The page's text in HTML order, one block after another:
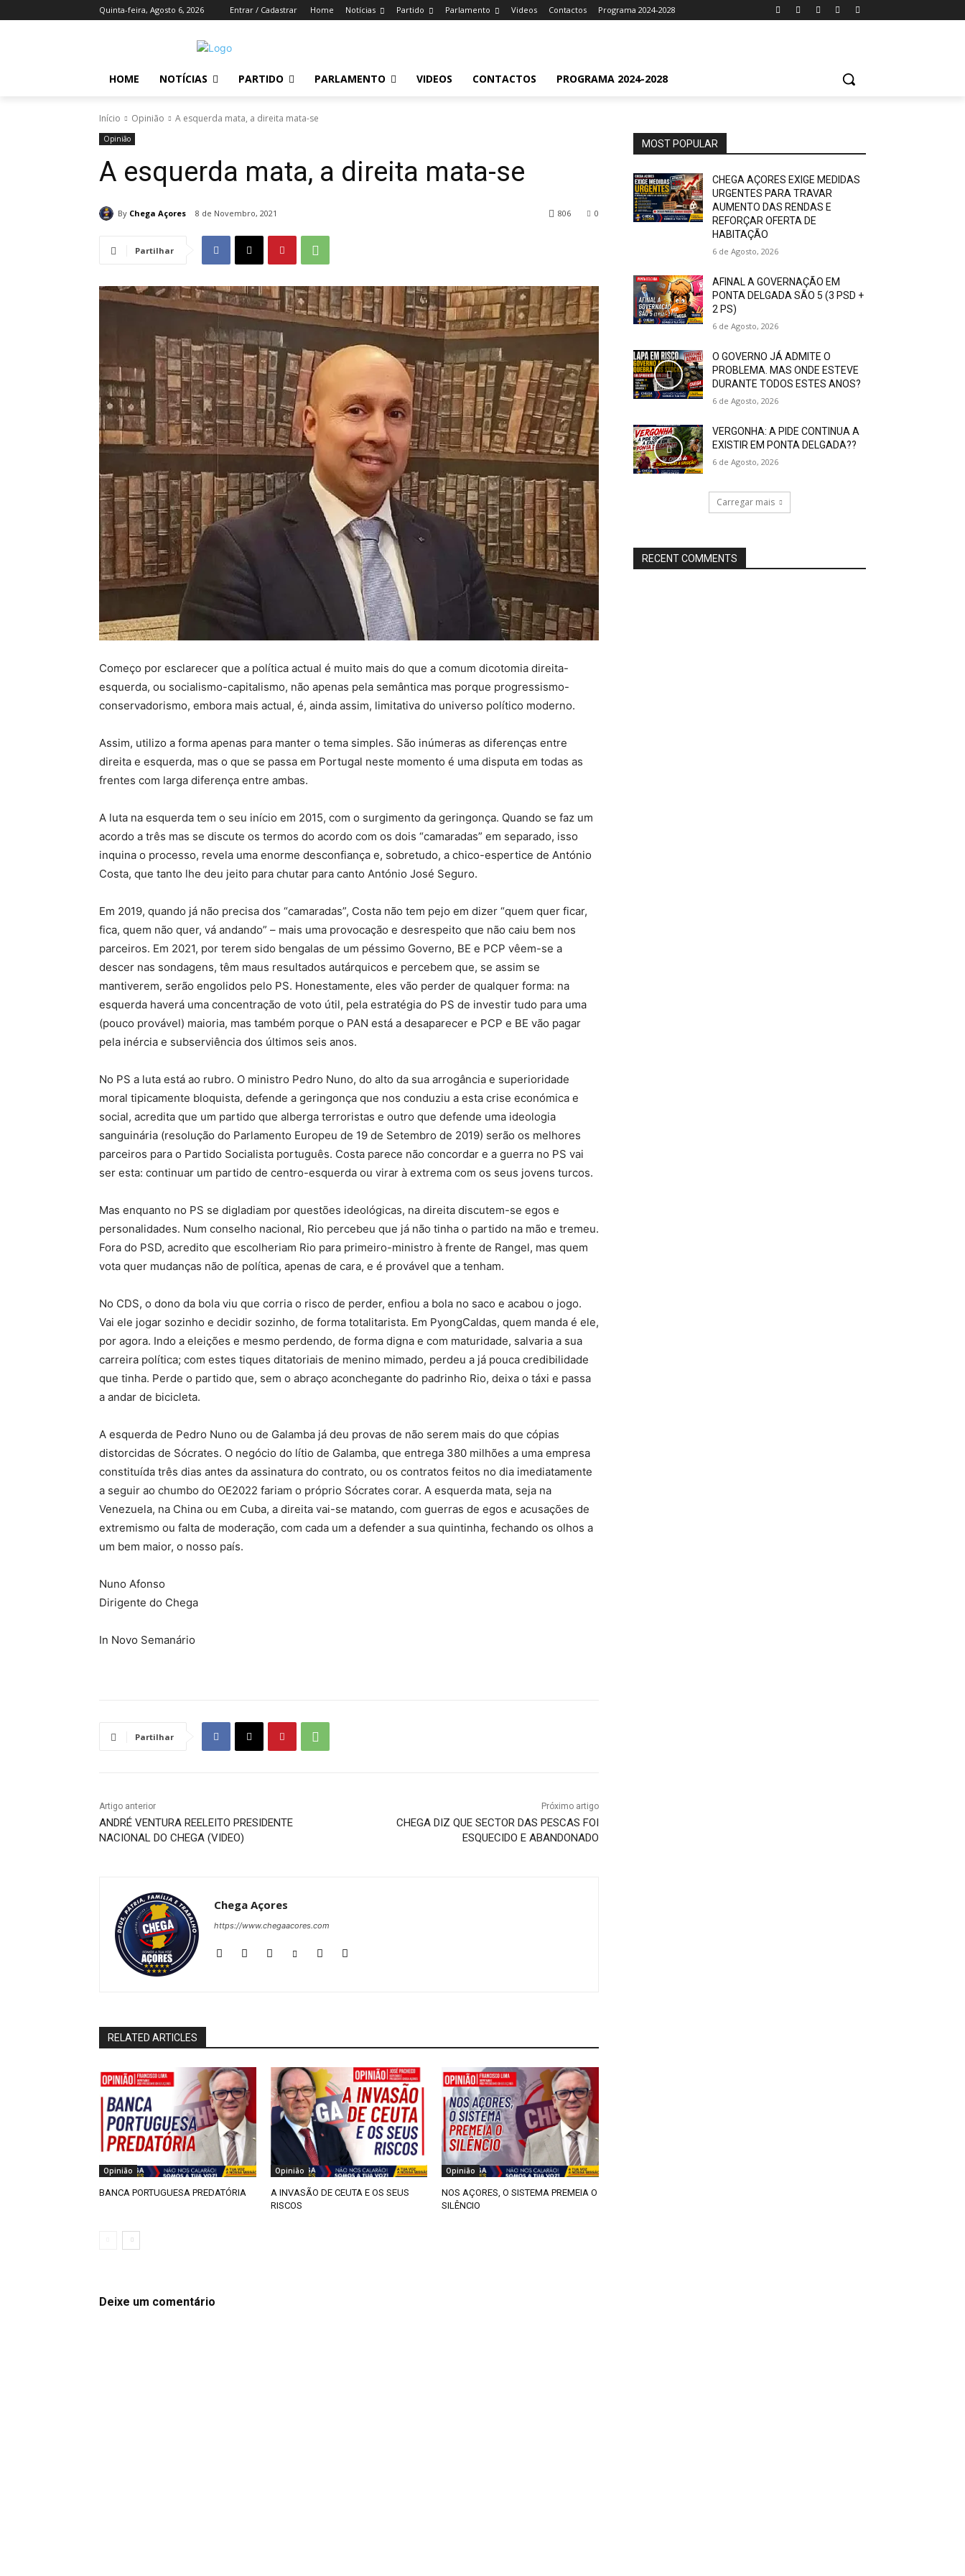
Quinta-feira, Agosto 6, 2026 Entrar / Cadastrar Home Notícias Partido Parlamento Videos Contactos Programa 2024-2028
HOME NOTÍCIAS PARTIDO PARLAMENTO VIDEOS CONTACTOS PROGRAMA 2024-2028
Início Opinião A esquerda mata, a direita mata-se
Opinião
A esquerda mata, a direita mata-se
By Chega Açores 8 de Novembro, 2021 0
806
Partilhar
Começo por esclarecer que a política actual é muito mais do que a comum dicotomia direita-
esquerda, ou socialismo-capitalismo, não apenas pela semântica mas porque progressismo-
conservadorismo, embora mais actual, é, ainda assim, limitativa do universo político moderno.
Assim, utilizo a forma apenas para manter o tema simples. São inúmeras as diferenças entre
direita e esquerda, mas o que se passa em Portugal neste momento é uma disputa em todas as
frentes com larga diferença entre ambas.
A luta na esquerda tem o seu início em 2015, com o surgimento da geringonça. Quando se faz um
acordo a três mas se discute os termos do acordo com os dois “camaradas” em separado, isso
inquina o processo, revela uma enorme desconfiança e, sobretudo, a chico-espertice de António
Costa, que tanto lhe deu jeito para chutar para canto António José Seguro.
Em 2019, quando já não precisa dos “camaradas”, Costa não tem pejo em dizer “quem quer ficar,
fica, quem não quer, vá andando” – mais uma provocação e desrespeito que não caiu bem nos
parceiros. Em 2021, por terem sido bengalas de um péssimo Governo, BE e PCP vêem-se a
descer nas sondagens, têm maus resultados autárquicos e percebem que, se assim se
mantiverem, serão engolidos pelo PS. Honestamente, eles vão perder de qualquer forma: na
esquerda haverá uma concentração de voto útil, pela estratégia do PS de investir tudo para uma
(pouco provável) maioria, mas também porque o PAN está a desaparecer e PCP e BE vão pagar
pela inércia e subserviência dos últimos seis anos.
No PS a luta está ao rubro. O ministro Pedro Nuno, do alto da sua arrogância e superioridade
moral tipicamente bloquista, defende a geringonça que nos conduziu a esta crise económica e
social, acredita que um partido que alberga terroristas e outro que defende uma ideologia
sanguinária (resolução do Parlamento Europeu de 19 de Setembro de 2019) serão os melhores
parceiros para o Partido Socialista português. Costa parece não concordar e a guerra no PS vai
ser esta: continuar um partido de centro-esquerda ou virar à extrema com os seus jovens turcos.
Mas enquanto no PS se digladiam por questões ideológicas, na direita discutem-se egos e
personalidades. Num conselho nacional, Rio percebeu que já não tinha o partido na mão e tremeu.
Fora do PSD, acredito que escolheriam Rio para primeiro-ministro à frente de Rangel, mas quem
vota quer mudanças não de política, apenas de cara, e é provável que a tenham.
No CDS, o dono da bola viu que corria o risco de perder, enfiou a bola no saco e acabou o jogo.
Vai ele jogar sozinho e decidir sozinho, de forma totalitarista. Em PyongCaldas, quem manda é ele,
por agora. Indo a eleições e mesmo perdendo, de forma digna e com maturidade, salvaria a sua
carreira política; com estes tiques ditatoriais de menino mimado, perdeu a já pouca credibilidade
que tinha. Perde o partido que, sem o abraço aconchegante do padrinho Rio, deixa o táxi e passa
a andar de bicicleta.
A esquerda de Pedro Nuno ou de Galamba já deu provas de não serem mais do que cópias
distorcidas de Sócrates. O negócio do lítio de Galamba, que entrega 380 milhões a uma empresa
constituída três dias antes da assinatura do contrato, ou os contratos feitos no dia imediatamente
a seguir ao chumbo do OE2022 fariam o próprio Sócrates corar. A esquerda mata, seja na
Venezuela, na China ou em Cuba, a direita vai-se matando, com guerras de egos e acusações de
extremismo ou falta de moderação, com cada um a defender a sua quintinha, fechando os olhos a
um bem maior, o nosso país.
Nuno Afonso
Dirigente do Chega
In Novo Semanário
Partilhar
Artigo anterior
ANDRÉ VENTURA REELEITO PRESIDENTE
NACIONAL DO CHEGA (VIDEO)
Próximo artigo
CHEGA DIZ QUE SECTOR DAS PESCAS FOI
ESQUECIDO E ABANDONADO
Chega Açores
https://www.chegaacores.com
RELATED ARTICLES
Opinião
BANCA PORTUGUESA PREDATÓRIA
Opinião
A INVASÃO DE CEUTA E OS SEUS
RISCOS
Opinião
NOS AÇORES, O SISTEMA PREMEIA O
SILÊNCIO
Deixe um comentário
MOST POPULAR
CHEGA AÇORES EXIGE MEDIDAS
URGENTES PARA TRAVAR
AUMENTO DAS RENDAS E
REFORÇAR OFERTA DE
HABITAÇÃO
6 de Agosto, 2026
AFINAL A GOVERNAÇÃO EM
PONTA DELGADA SÃO 5 (3 PSD +
2 PS)
6 de Agosto, 2026
O GOVERNO JÁ ADMITE O
PROBLEMA. MAS ONDE ESTEVE
DURANTE TODOS ESTES ANOS?
6 de Agosto, 2026
VERGONHA: A PIDE CONTINUA A
EXISTIR EM PONTA DELGADA??
6 de Agosto, 2026
Carregar mais
RECENT COMMENTS